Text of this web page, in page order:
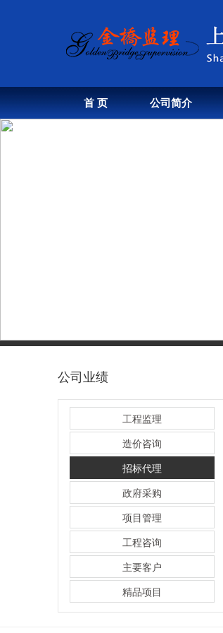
首 页 公司简介
公司业绩
工程监理
造价咨询
招标代理
政府采购
项目管理
工程咨询
主要客户
精品项目